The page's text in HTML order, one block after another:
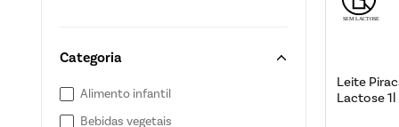
Categoria
Alimento infantil
Bebidas vegetais
Leite
Lactose 1l